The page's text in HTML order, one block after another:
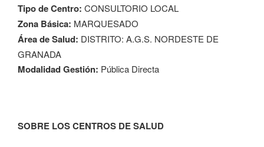
Tipo de Centro: CONSULTORIO LOCAL
Zona Básica: MARQUESADO
Área de Salud: DISTRITO: A.G.S. NORDESTE DE
GRANADA
Modalidad Gestión: Pública Directa
SOBRE LOS CENTROS DE SALUD